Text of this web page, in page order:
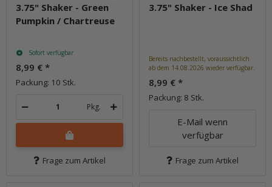
3.75" Shaker - Green
Pumpkin / Chartreuse
Sofort verfügbar
8,99 € *
Packung: 10 Stk.
Pkg.
Frage zum Artikel
3.75" Shaker - Ice Shad
Bereits nachbestellt, voraussichtlich
ab dem 14.08.2026 wieder verfügbar.
8,99 € *
Packung: 8 Stk.
E-Mail wenn
verfügbar
Frage zum Artikel